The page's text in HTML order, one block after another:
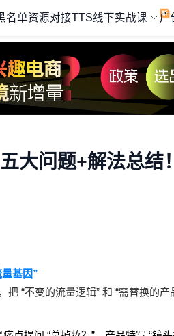
名单资源对接TTS线下实战课 广
大问题+解法总结！
基因”
“不变的流量逻辑” 和 “需替换的